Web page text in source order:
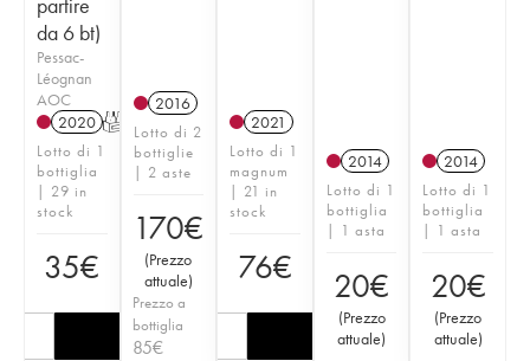
da 6 bt)
Pessac-
Léognan
AOC
2020 T
Lotto di 1
bottiglia
| 29 in
stock
35€
2016
Lotto di 2
bottiglie
| 2 aste
170€
(Prezzo
attuale)
Prezzo a
bottiglia
85€
2021
Lotto di 1
magnum
| 21 in
stock
76€
2014
Lotto di 1
bottiglia
| 1 asta
20€
(Prezzo
attuale)
2014
Lotto di 1
bottiglia
| 1 asta
20€
(Prezzo
attuale)